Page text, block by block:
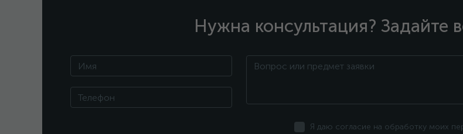
Нужна консультация? Задайте
Я даю согласие на обработку моих